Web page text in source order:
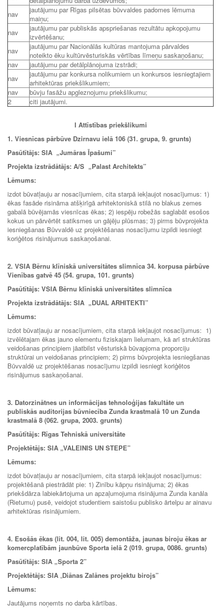
nav
jautājumu par Rīgas pilsētas būvvaldes padomes lēmuma
maiņu;
nav
jautājumu par publiskās apspriešanas rezultātu apkopojumu
izvērtēšanu;
nav
jautājumu par Nacionālās kultūras mantojuma pārvaldes
noteikto ēku kultūrvēsturiskās vērtības līmeņu saskaņošanu;
nav
jautājumu par detālplānojuma izstrādi;
nav
jautājumu par konkursa nolikumiem un konkursos iesniegtajiem
arhitektūras priekšlikumiem;
nav
būvju fasāžu apgleznojumu priekšlikumu;
2
citi jautājumi.
I Attīstības priekšlikumi
1. Viesnīcas pārbūve Dzirnavu ielā 106 (31. grupa, 9. grunts)
Pasūtītājs: SIA „Jumāras Īpašumi”
Projekta izstrādātājs: A/S „Palast Architekts”
Lēmums:
izdot būvatļauju ar nosacījumiem, cita starpā iekļaujot nosacījumus: 1)
ēkas fasāde risināma atšķirīgā arhitektoniskā stilā no blakus zemes
gabalā būvējamās viesnīcas ēkas; 2) iespēju robežās saglabāt esošos
kokus un pārvērtēt satiksmes un gājēju plūsmas; 3) pirms būvprojekta
iesniegšanas Būvvaldē uz projektēšanas nosacījumu izpildi iesniegt
koriģētos risinājumus saskaņošanai.
2. VSIA Bērnu klīniskā universitātes slimnīca 34. korpusa pārbūve
Vienības gatvē 45 (54. grupa, 101. grunts)
Pasūtītājs: VSIA Bērnu klīniskā universitātes slimnīca
Projekta izstrādātājs: SIA „DUAL ARHITEKTI”
Lēmums:
izdot būvatļauju ar nosacījumiem, cita starpā iekļaujot nosacījumus: 1)
izvēlētajam ēkas jauno elementu fiziskajam lielumam, kā arī struktūras
veidošanas principiem jāatbilst vēsturiskā būvapjoma proporciju
struktūrai un veidošanas principiem; 2) pirms būvprojekta iesniegšanas
Būvvaldē uz projektēšanas nosacījumu izpildi iesniegt koriģētos
risinājumus saskaņošanai.
3. Datorzinātnes un informācijas tehnoloģijas fakultāte un
publiskās auditorijas būvniecība Zunda krastmalā 10 un Zunda
krastmalā 8 (062. grupa, 2003. grunts)
Pasūtītājs: Rīgas Tehniskā universitāte
Projektētājs: SIA „VALEINIS UN STEPE”
Lēmums:
izdot būvatļauju ar nosacījumiem, cita starpā iekļaujot nosacījumus:
projektēšanā piestrādāt pie: 1) Zinību kāpņu risinājuma; 2) ēkas
priekšdārza labiekārtojuma un apzaļumojuma risinājuma Zunda kanāla
(Rietumu) pusē, veidojot studentiem saistošu publisko ārtelpu ar ainavu
arhitektūras risinājumiem.
4. Esošās ēkas (lit. 004, lit. 005) demontāža, jaunas biroju ēkas ar
komercplatībām jaunbūve Sporta ielā 2 (019. grupa, 0086. grunts)
Pasūtītājs: SIA „Sporta 2”
Projektētājs: SIA „Diānas Zalānes projektu birojs”
Lēmums:
Jautājums noņemts no darba kārtības.